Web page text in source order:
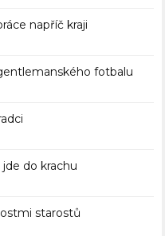
napříč kraji
fotbalu
do krachu
starostů